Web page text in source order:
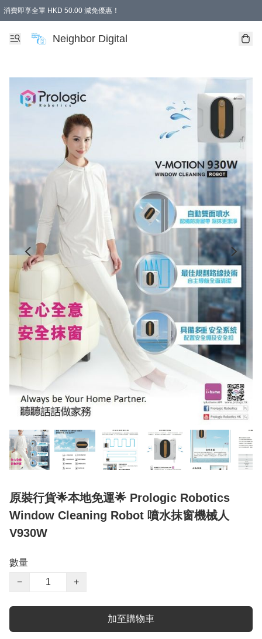
消費即享全單 HKD 50.00 減免優惠！
Neighbor Digital
原裝行貨🌟本地免運🌟 Prologic Robotics
Window Cleaning Robot 噴水抹窗機械人
V930W
數量
−
+
加至購物車